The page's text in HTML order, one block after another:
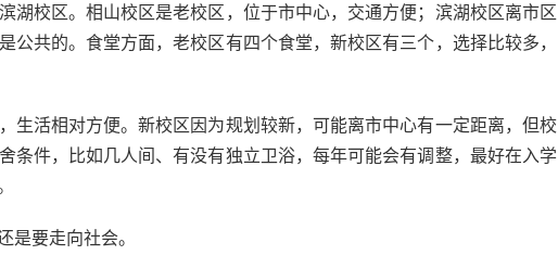
湖校区。相山校区是老校区，位于市中心，交通方便；滨湖校区离市区
共的。食堂方面，老校区有四个食堂，新校区有三个，选择比较多，
生活相对方便。新校区因为规划较新，可能离市中心有一定距离，但校
条件，比如几人间、有没有独立卫浴，每年可能会有调整，最好在入学
要走向社会。